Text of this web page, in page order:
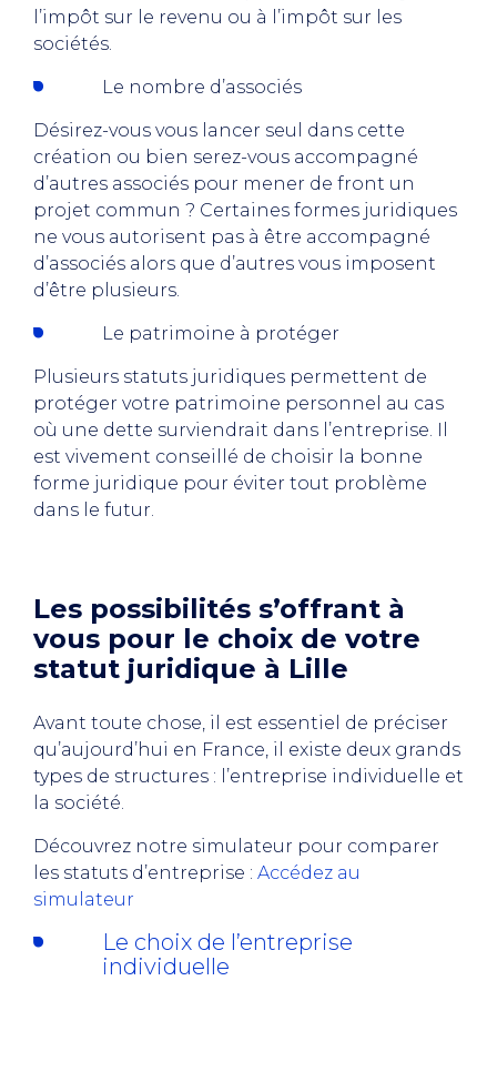
l’impôt sur le revenu ou à l’impôt sur les
sociétés.
Le nombre d’associés
Désirez-vous vous lancer seul dans cette
création ou bien serez-vous accompagné
d’autres associés pour mener de front un
projet commun ? Certaines formes juridiques
ne vous autorisent pas à être accompagné
d’associés alors que d’autres vous imposent
d’être plusieurs.
Le patrimoine à protéger
Plusieurs statuts juridiques permettent de
protéger votre patrimoine personnel au cas
où une dette surviendrait dans l’entreprise. Il
est vivement conseillé de choisir la bonne
forme juridique pour éviter tout problème
dans le futur.
Les possibilités s’offrant à
vous pour le choix de votre
statut juridique à Lille
Avant toute chose, il est essentiel de préciser
qu’aujourd’hui en France, il existe deux grands
types de structures : l’entreprise individuelle et
la société.
Découvrez notre simulateur pour comparer
les statuts d’entreprise : Accédez au
simulateur
Le choix de l’entreprise
individuelle